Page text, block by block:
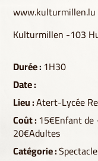
www.kulturmillen.lu
Kulturmillen -103
Durée :1H30
Date :
Lieu :Atert-Lycée
Coût :15€Enfant
20€Adultes
Catégorie :